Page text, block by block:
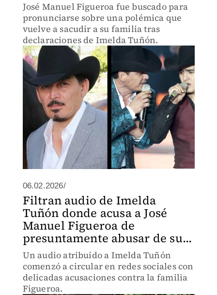
José Manuel Figueroa fue buscado para
pronunciarse sobre una polémica que
vuelve a sacudir a su familia tras
declaraciones de Imelda Tuñón.
06.02.2026/
Filtran audio de Imelda
Tuñón donde acusa a José
Manuel Figueroa de
presuntamente abusar de su...
Un audio atribuido a Imelda Tuñón
comenzó a circular en redes sociales con
delicadas acusaciones contra la familia
Figueroa.